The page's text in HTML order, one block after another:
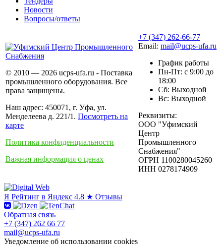
Новости
Вопросы/ответы
© 2010 — 2026 ucps-ufa.ru - Поставка
промышленного оборудования. Все
права защищены.
Наш адрес: 450071, г. Уфа, ул.
Менделеева д. 221/1. Посмотреть на
карте
Политика конфиденциальности
Важная информация о ценах
+7 (347) 262-66-77
Email: mail@ucps-ufa.ru
График работы
Пн-Пт: с 9:00 до
18:00
Сб: Выходной
Вс: Выходной
Реквизиты:
ООО "Уфимский
Центр
Промышленного
Снабжения"
ОГРН 1100280045260
ИНН 0278174909
Я Рейтинг в Яндекс 4.8 ★ Отзывы
Обратная связь
+7 (347) 262 66 77
mail@ucps-ufa.ru
Уведомление об использовании cookies